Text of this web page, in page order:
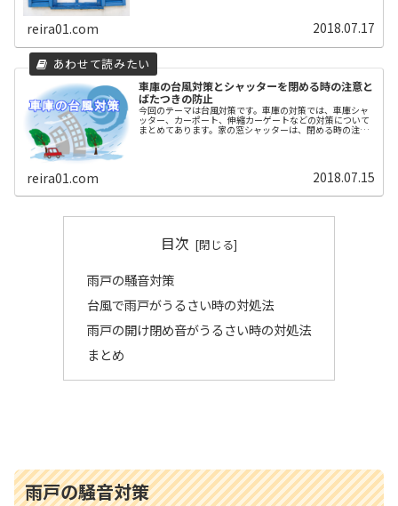
reira01.com 2018.07.17
車庫の台風対策とシャッターを閉める時の注意と
ばたつきの防止
今回のテーマは台風対策です。車庫の対策では、車庫シャ
ッター、カーポート、伸縮カーゲートなどの対策について
まとめてあります。家の窓シャッターは、閉める時の注意
するポイントを中心にお伝えします。最後は、シャッター
reira01.com 2018.07.15
目次
雨戸の騒音対策
台風で雨戸がうるさい時の対処法
雨戸の開け閉め音がうるさい時の対処法
まとめ
雨戸の騒音対策